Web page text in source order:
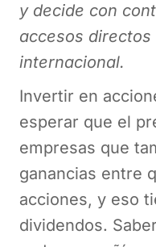
y decide con
accesos
internacional.
Invertir en
esperar que el
empresas que
ganancias entre
acciones, y eso
dividendos.